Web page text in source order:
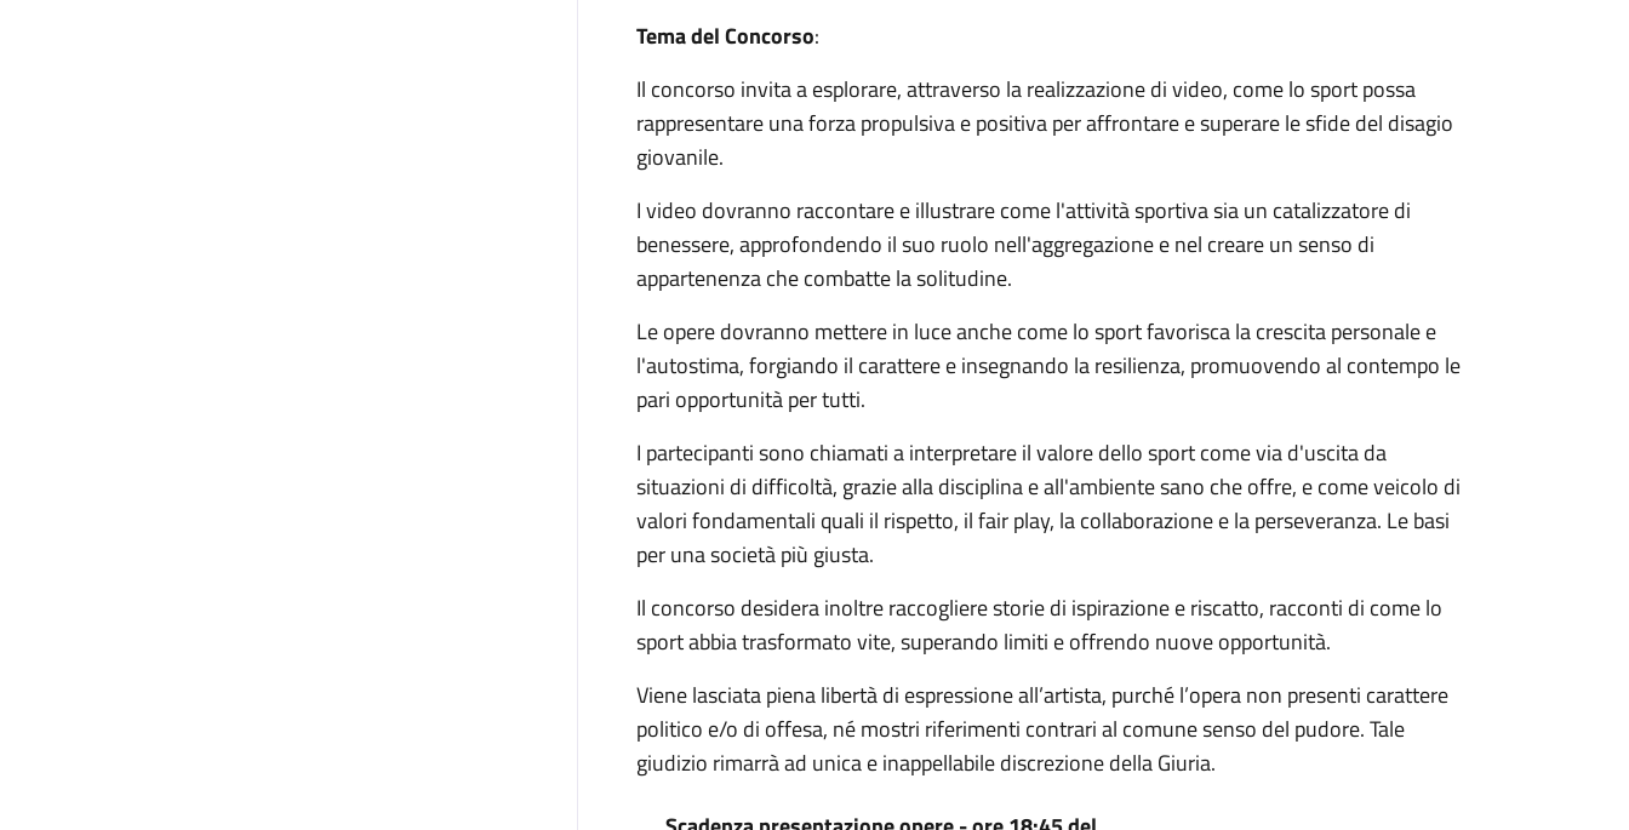
Tema del Concorso:
Il concorso invita a esplorare, attraverso la realizzazione di video, come lo sport possa
rappresentare una forza propulsiva e positiva per affrontare e superare le sfide del disagio
giovanile.
I video dovranno raccontare e illustrare come l'attività sportiva sia un catalizzatore di
benessere, approfondendo il suo ruolo nell'aggregazione e nel creare un senso di
appartenenza che combatte la solitudine.
Le opere dovranno mettere in luce anche come lo sport favorisca la crescita personale e
l'autostima, forgiando il carattere e insegnando la resilienza, promuovendo al contempo le
pari opportunità per tutti.
I partecipanti sono chiamati a interpretare il valore dello sport come via d'uscita da
situazioni di difficoltà, grazie alla disciplina e all'ambiente sano che offre, e come veicolo di
valori fondamentali quali il rispetto, il fair play, la collaborazione e la perseveranza. Le basi
per una società più giusta.
Il concorso desidera inoltre raccogliere storie di ispirazione e riscatto, racconti di come lo
sport abbia trasformato vite, superando limiti e offrendo nuove opportunità.
Viene lasciata piena libertà di espressione all’artista, purché l’opera non presenti carattere
politico e/o di offesa, né mostri riferimenti contrari al comune senso del pudore. Tale
giudizio rimarrà ad unica e inappellabile discrezione della Giuria.